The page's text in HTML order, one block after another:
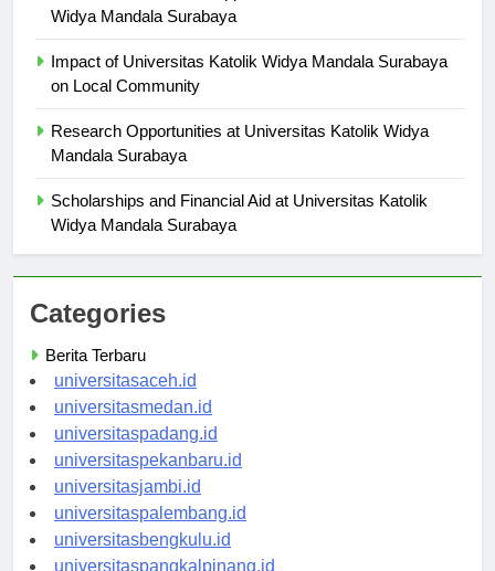
Career Services and Support at Universitas Katolik
Impact of Universitas Katolik Widya Mandala Surabaya
Research Opportunities at Universitas Katolik Widya
Scholarships and Financial Aid at Universitas Katolik
Categories
Berita Terbaru
universitasaceh.id
universitasmedan.id
universitaspadang.id
universitaspekanbaru.id
universitasjambi.id
universitaspalembang.id
universitasbengkulu.id